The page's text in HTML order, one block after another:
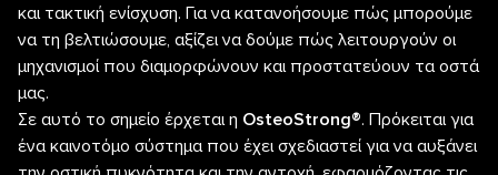
και τακτική ενίσχυση. Για να κατανοήσουμε πώς μπορούμε
να τη βελτιώσουμε, αξίζει να δούμε πώς λειτουργούν οι
μηχανισμοί που διαμορφώνουν και προστατεύουν τα οστά
μας.
Σε αυτό το σημείο έρχεται η OsteoStrong®. Πρόκειται για
ένα καινοτόμο σύστημα που έχει σχεδιαστεί για να αυξάνει